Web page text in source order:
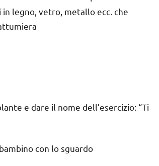
legno, vetro, metallo ecc. che
e dare il nome dell’esercizio: “Ti
con lo sguardo